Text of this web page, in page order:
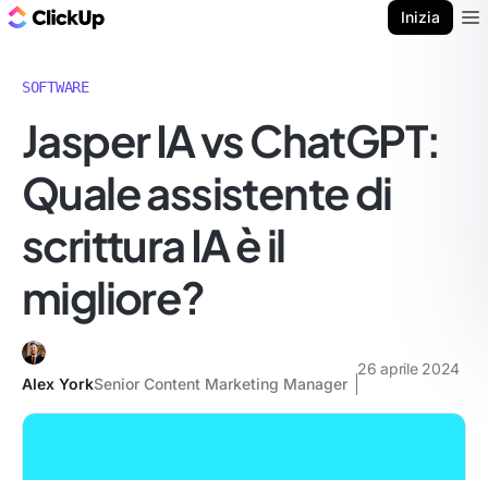
Inizia
SOFTWARE
Jasper IA vs ChatGPT:
Quale assistente di
scrittura IA è il
migliore?
Alex YorkSenior Content Marketing Manager
26 aprile 2024